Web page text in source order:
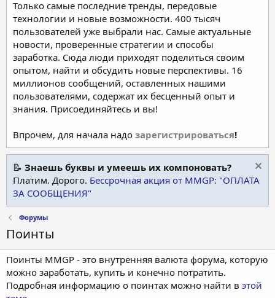
Только самые последние тренды, передовые
технологии и новые возможности. 400 тысяч
пользователей уже выбрали нас. Самые актуальные
новости, проверенные стратегии и способы
заработка. Сюда люди приходят поделиться своим
опытом, найти и обсудить новые перспективы. 16
миллионов сообщений, оставленных нашими
пользователями, содержат их бесценный опыт и
знания. Присоединяйтесь и вы!
Впрочем, для начала надо зарегистрироваться!
📝 Знаешь буквы и умеешь их компоновать?
Платим. Дорого. Бессрочная акция от MMGP: "ОПЛАТА
ЗА СООБЩЕНИЯ"
Форумы
Поинты
Поинты MMGP - это внутренняя валюта форума, которую
можно заработать, купить и конечно потратить.
Подробная информацию о поинтах можно найти в этой